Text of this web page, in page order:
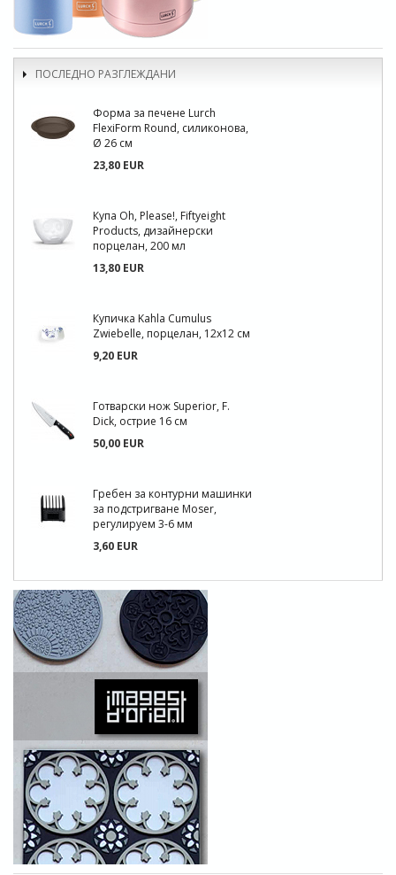
ПОСЛЕДНО РАЗГЛЕЖДАНИ
Форма за печене Lurch
FlexiForm Round, силиконова,
Ø 26 см
23,80 EUR
Купа Oh, Please!, Fiftyeight
Products, дизайнерски
порцелан, 200 мл
13,80 EUR
Купичка Kahla Cumulus
Zwiebelle, порцелан, 12x12 см
9,20 EUR
Готварски нож Superior, F.
Dick, острие 16 см
50,00 EUR
Гребен за контурни машинки
за подстригване Moser,
регулируем 3-6 мм
3,60 EUR